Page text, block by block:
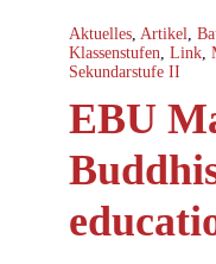
Aktuelles Artikel ,
Klassenstufen ,Link ,
Sekundarstufe II
EBU